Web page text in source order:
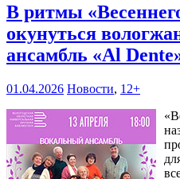
В ритмы
окунуться
ансамбль «Al
01.04.2026 Новости, 12+